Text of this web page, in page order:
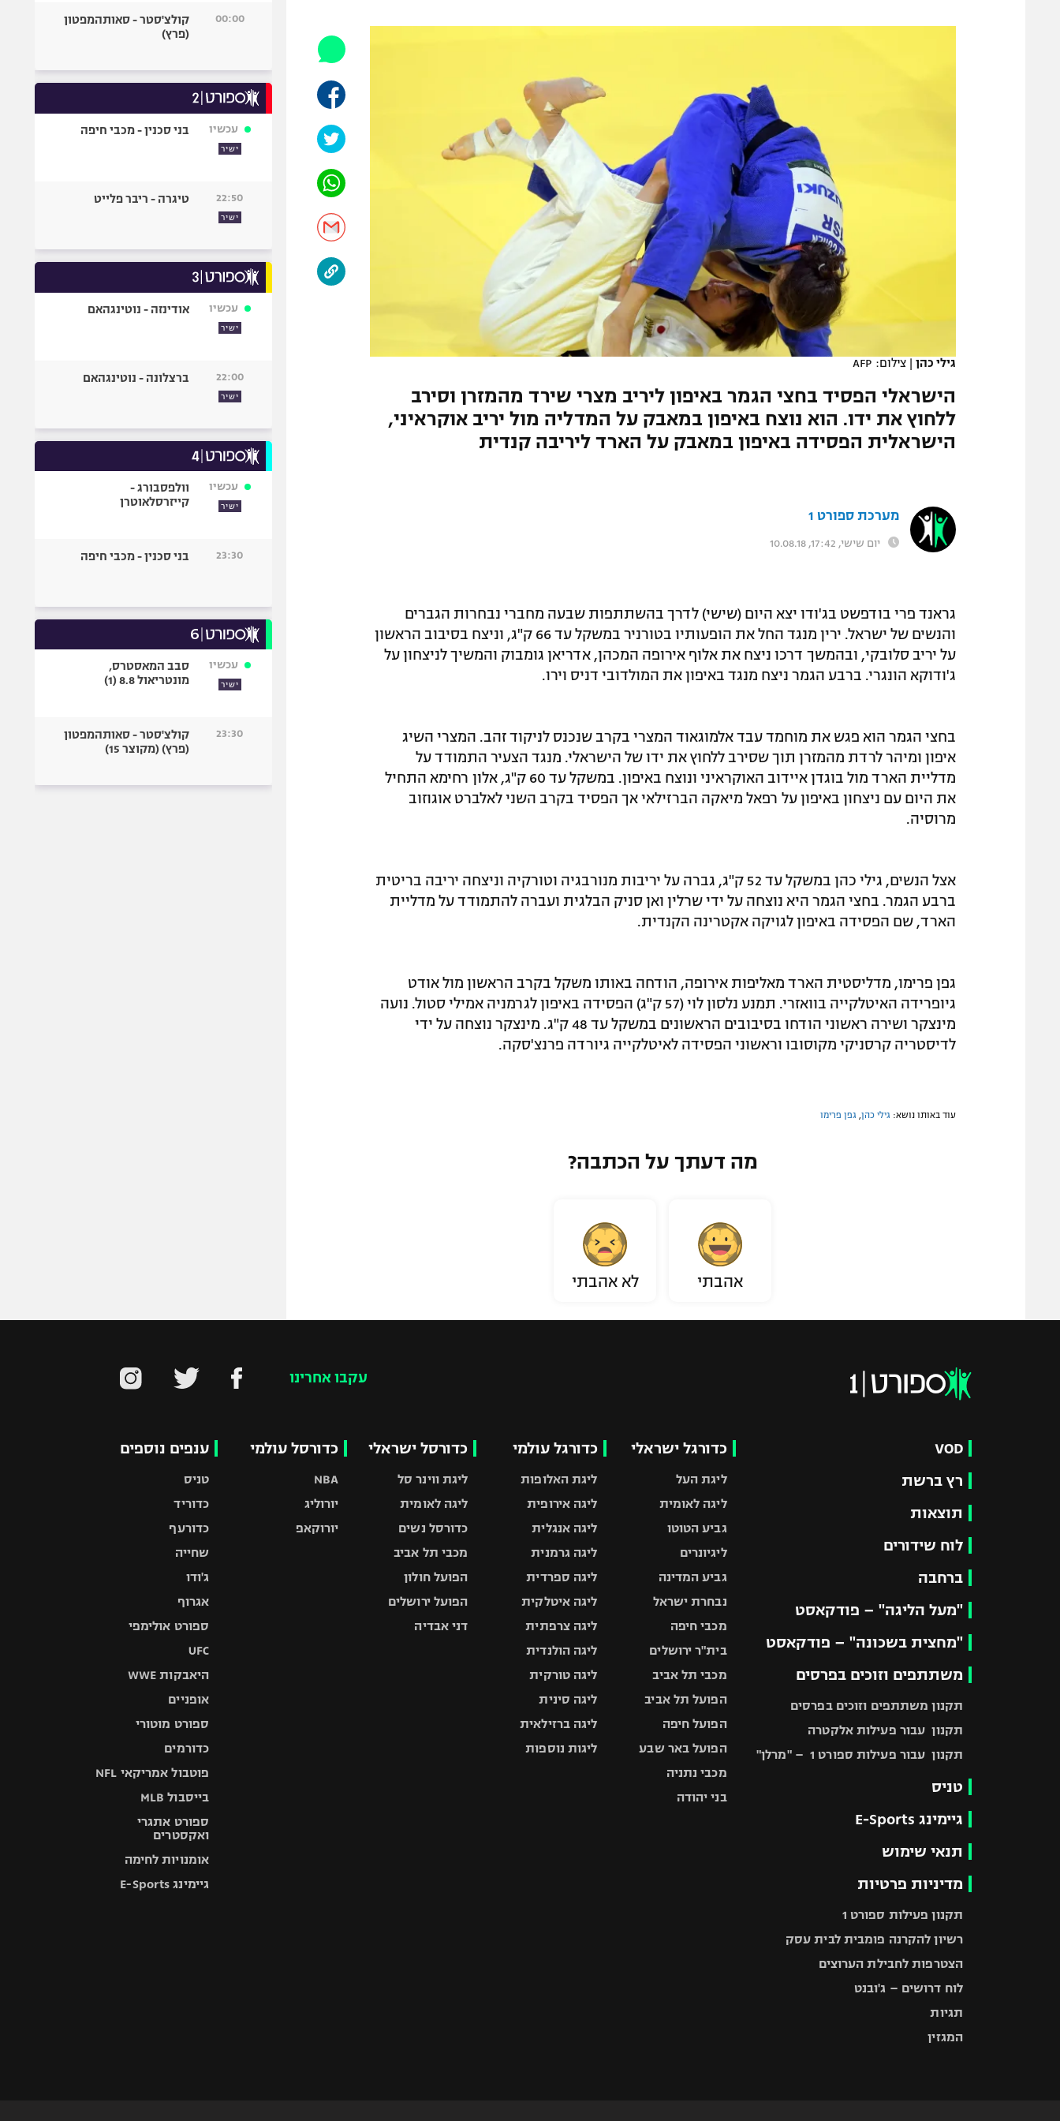
רשיון להקרנה פומבית לבית עסק
הצטרפות לחבילת הערוצים
המגזין
הפועל תל אביב
מכבי נתניה
בני יהודה
ליגה סינית
ליגות נוספות
אופניים
כדורמים
פוטבול אמריקאי NFL
גילי כהן | צילום: AFP
הישראלי הפסיד בחצי הגמר באיפון ליריב מצרי שירד מהמזרן וסירב
ללחוץ את ידו. הוא נוצח באיפון במאבק על המדליה מול יריב אוקראיני,
הישראלית הפסידה באיפון במאבק על הארד ליריבה קנדית
מערכת ספורט 1
יום שישי, 17:42, 10.08.18
גראנד פרי בודפשט בג'ודו יצא היום (שישי) לדרך בהשתתפות שבעה מחברי נבחרות הגברים
והנשים של ישראל. ירין מנגד החל את הופעותיו בטורניר במשקל עד 66 ק"ג, וניצח בסיבוב הראשון
על יריב סלובקי, ובהמשך דרכו ניצח את אלוף אירופה המכהן, אדריאן גומבוק והמשיך לניצחון על
ג'ודוקא הונגרי. ברבע הגמר ניצח מנגד באיפון את המולדובי דניס וירו.
בחצי הגמר הוא פגש את מוחמד עבד אלמוגאוד המצרי בקרב שנכנס לניקוד זהב. המצרי השיג
איפון ומיהר לרדת מהמזרן תוך שסירב ללחוץ את ידו של הישראלי. מנגד הצעיר התמודד על
מדליית הארד מול בוגדן איידוב האוקראיני ונוצח באיפון. במשקל עד 60 ק"ג, אלון רחימא התחיל
את היום עם ניצחון באיפון על רפאל מיאקה הברזילאי אך הפסיד בקרב השני לאלברט אוגוזוב
מרוסיה.
אצל הנשים, גילי כהן במשקל עד 52 ק"ג, גברה על יריבות מנורבגיה וטורקיה וניצחה יריבה בריטית
ברבע הגמר. בחצי הגמר היא נוצחה על ידי שרלין ואן סניק הבלגית ועברה להתמודד על מדליית
הארד, שם הפסידה באיפון לגויקה אקטרינה הקנדית.
גפן פרימו, מדליסטית הארד מאליפות אירופה, הודחה באותו משקל בקרב הראשון מול אודט
גיופרידה האיטלקייה בוואזרי. תמנע נלסון לוי (57 ק"ג) הפסידה באיפון לגרמניה אמילי סטול. נועה
מינצקר ושירה ראשוני הודחו בסיבובים הראשונים במשקל עד 48 ק"ג. מינצקר נוצחה על ידי
לדיסטריה קרסניקי מקוסובו וראשוני הפסידה לאיטלקייה גיורדה פרנצ'סקה.
עוד באותו נושא: גילי כהן גפן פרימו
מה דעתך על הכתבה?
אהבתי לא אהבתי
00:00
קולצ'סטר - סאותהמפטון
(פרץ)
עכשיו
ישיר
בני סכנין - מכבי חיפה
22:50
ישיר
טיגרה - ריבר פלייט
עכשיו
ישיר
אודינזה - נוטינגהאם
22:00
ישיר
ברצלונה - נוטינגהאם
עכשיו
ישיר
וולפסבורג -
קייזרסלאוטרן
23:30 בני סכנין - מכבי חיפה
עכשיו
ישיר
סבב המאסטרס,
מונטריאול 8.8 (1)
23:30
קולצ'סטר - סאותהמפטון
(פרץ) (מקוצר 15)
עקבו אחרינו
VOD
רץ ברשת
תוצאות
לוח שידורים
ברחבה
"מעל הליגה" – פודקאסט
"מחצית בשכונה" – פודקאסט
משתתפים וזוכים בפרסים
תקנון משתתפים וזוכים בפרסים
תקנון עבור פעילות אלקטרה
תקנון עבור פעילות ספורט 1 – "מרלן"
טניס
גיימינג E-Sports
תנאי שימוש
מדיניות פרטיות
תקנון פעילות ספורט 1
רשיון להקרנה פומבית לבית עסק
הצטרפות לחבילת הערוצים
לוח דרושים – ג'ובנט
תגיות
המגזין
כדורגל ישראלי
ליגת העל
ליגה לאומית
גביע הטוטו
ליגיונרים
גביע המדינה
נבחרת ישראל
מכבי חיפה
בית"ר ירושלים
מכבי תל אביב
הפועל תל אביב
הפועל חיפה
הפועל באר שבע
מכבי נתניה
בני יהודה
כדורגל עולמי
ליגת האלופות
ליגה אירופית
ליגה אנגלית
ליגה גרמנית
ליגה ספרדית
ליגה איטלקית
ליגה צרפתית
ליגה הולנדית
ליגה טורקית
ליגה סינית
ליגה ברזילאית
ליגות נוספות
כדורסל ישראלי
ליגת ווינר סל
ליגה לאומית
כדורסל נשים
מכבי תל אביב
הפועל חולון
הפועל ירושלים
דני אבדיה
כדורסל עולמי
NBA
יורוליג
יורוקאפ
ענפים נוספים
טניס
כדוריד
כדורעף
שחייה
ג'ודו
אגרוף
ספורט אולימפי
UFC
היאבקות WWE
אופניים
ספורט מוטורי
כדורמים
פוטבול אמריקאי NFL
בייסבול MLB
ספורט אתגרי
ואקסטרים
אומנויות לחימה
גיימינג E-Sports